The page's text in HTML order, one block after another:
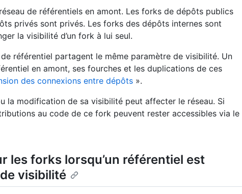
de référentiels en amont. Les forks de dépôts publics
privés sont privés. Les forks des dépôts internes sont
la visibilité d’un fork à lui seul.
de référentiel partagent le même paramètre de visibilité. Un
en amont, ses fourches et les duplications de ces
des connexions entre dépôts ».
la modification de sa visibilité peut affecter le réseau. Si
au code de ce fork peuvent rester accessibles via le
les forks lorsqu’un référentiel est
visibilité